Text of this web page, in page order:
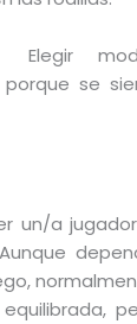
Elegir
se
un/a